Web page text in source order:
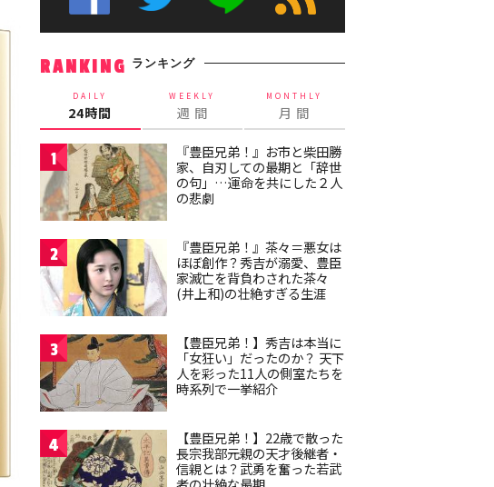
RANKING ランキング
DAILY
24時間
WEEKLY
週 間
MONTHLY
月 間
1
『豊臣兄弟！』お市と柴田勝
家、自刃しての最期と「辞世
の句」…運命を共にした２人
の悲劇
2
『豊臣兄弟！』茶々＝悪女は
ほぼ創作？秀吉が溺愛、豊臣
家滅亡を背負わされた茶々
(井上和)の壮絶すぎる生涯
3
【豊臣兄弟！】秀吉は本当に
「女狂い」だったのか？ 天下
人を彩った11人の側室たちを
時系列で一挙紹介
4
【豊臣兄弟！】22歳で散った
長宗我部元親の天才後継者・
信親とは？武勇を奮った若武